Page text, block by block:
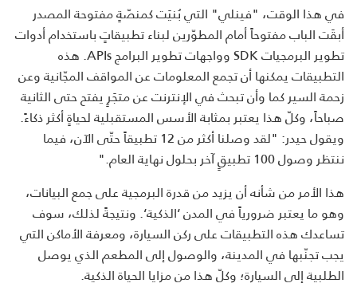
في هذا الوقت، "فينلي" التي بُنيَت كمنصّةٍ مفتوحة المصدر
أبقَت الباب مفتوحاً أمام المطوّرين لبناء تطبيقاتٍ باستخدام أدوات
تطوير البرمجيات SDK وواجهات تطوير البرامج APIs. هذه
التطبيقات يمكنها أن تجمع المعلومات عن المواقف المجّانية وعن
زحمة السير كما وأن تبحث في الإنترنت عن متجَرٍ يفتح حتى الثانية
صباحاً، وكلّ هذا يعتبر بمثابة الأسس المستقبلية لحياةٍ أكثر ذكاءً.
ويقول حيدر: "لقد وصلنا أكثر من 12 تطبيقاً حتّى الآن، فيما
ننتظر وصول 100 تطبيقٍ آخر بحلول نهاية العام."
هذا الأمر من شأنه أن يزيد من قدرة البرمجية على جمع البيانات،
وهو ما يعتبر ضرورياً في المدن ‘الذكية‘. ونتيجةً لذلك، سوف
تساعدك هذه التطبيقات على ركن السيارة، ومعرفة الأماكن التي
يجب تجنّبها في المدينة، والوصول إلى المطعم الذي يوصل
الطلبية إلى السيارة؛ وكلّ هذا من مزايا الحياة الذكية.